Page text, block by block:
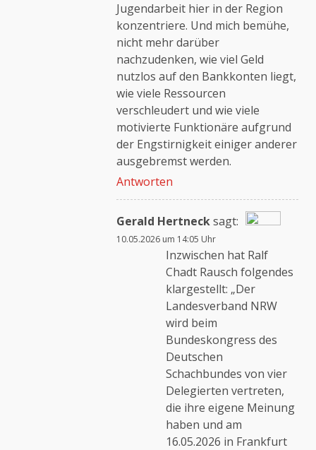
Jugendarbeit hier in der Region
konzentriere. Und mich bemühe,
nicht mehr darüber
nachzudenken, wie viel Geld
nutzlos auf den Bankkonten liegt,
wie viele Ressourcen
verschleudert und wie viele
motivierte Funktionäre aufgrund
der Engstirnigkeit einiger anderer
ausgebremst werden.
Antworten
Gerald Hertnecksagt:
Das „Echte-Person“-
Abzeichen!
Anti-Spam von CleanTalk
10.05.2026 um 14:05 Uhr
Inzwischen hat Ralf
Chadt Rausch folgendes
klargestellt: „Der
Landesverband NRW
wird beim
Bundeskongress des
Deutschen
Schachbundes von vier
Delegierten vertreten,
die ihre eigene Meinung
haben und am
16.05.2026 in Frankfurt